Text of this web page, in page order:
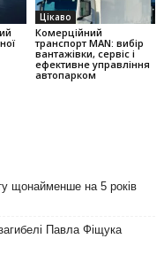
Цікаво
Комерційний
транспорт MAN: вибір
вантажівки, сервіс і
ефективне управління
автопарком
щонайменше на 5 років
Павла Фіщука